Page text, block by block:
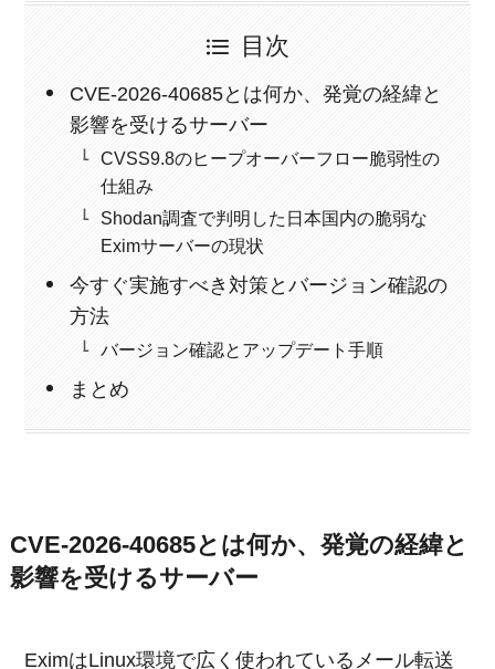
目次
CVE-2026-40685とは何か、発覚の経緯と
影響を受けるサーバー
CVSS9.8のヒープオーバーフロー脆弱性の
仕組み
Shodan調査で判明した日本国内の脆弱な
Eximサーバーの現状
今すぐ実施すべき対策とバージョン確認の
方法
バージョン確認とアップデート手順
まとめ
CVE-2026-40685とは何か、発覚の経緯と
影響を受けるサーバー
EximはLinux環境で広く使われているメール転送